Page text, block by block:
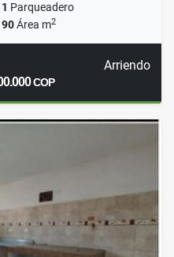
1 Parqueadero
90Área m2
Arriendo
COP